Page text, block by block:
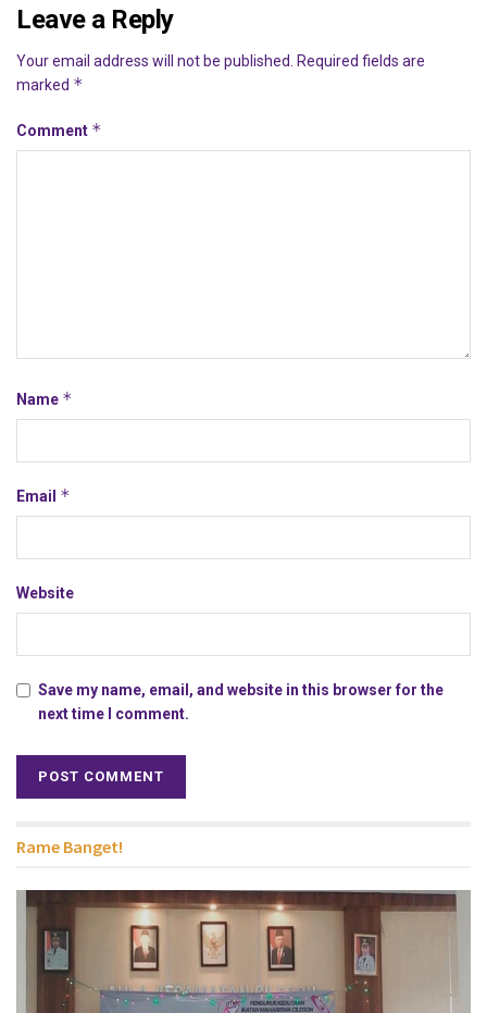
Leave a Reply
Your email address will not be published. Required fields are
marked *
Comment *
Name *
Email *
Website
Save my name, email, and website in this browser for the
next time I comment.
Rame Banget!